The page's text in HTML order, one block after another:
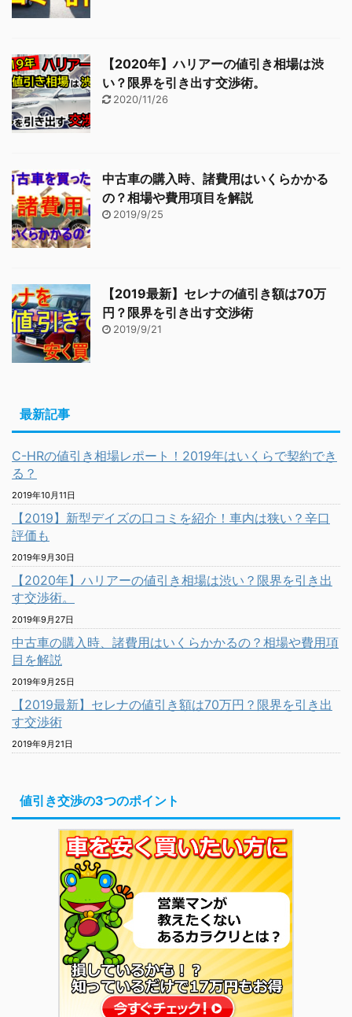
【2020年】ハリアーの値引き相場は渋
い？限界を引き出す交渉術。
2020/11/26
中古車の購入時、諸費用はいくらかかる
の？相場や費用項目を解説
2019/9/25
【2019最新】セレナの値引き額は70万
円？限界を引き出す交渉術
2019/9/21
最新記事
C-HRの値引き相場レポート！2019年はいくらで契約でき
る？
2019年10月11日
【2019】新型デイズの口コミを紹介！車内は狭い？辛口
評価も
2019年9月30日
【2020年】ハリアーの値引き相場は渋い？限界を引き出
す交渉術。
2019年9月27日
中古車の購入時、諸費用はいくらかかるの？相場や費用項
目を解説
2019年9月25日
【2019最新】セレナの値引き額は70万円？限界を引き出
す交渉術
2019年9月21日
値引き交渉の3つのポイント